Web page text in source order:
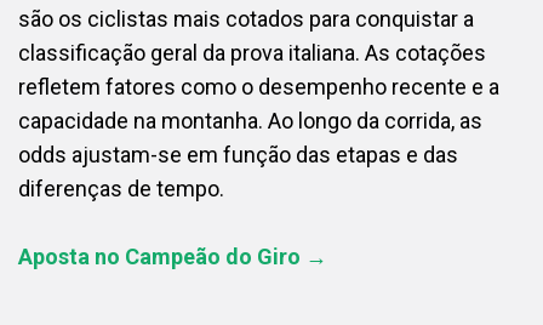
são os ciclistas mais cotados para conquistar a
classificação geral da prova italiana. As cotações
refletem fatores como o desempenho recente e a
capacidade na montanha. Ao longo da corrida, as
odds ajustam-se em função das etapas e das
diferenças de tempo.
Aposta no Campeão do Giro →